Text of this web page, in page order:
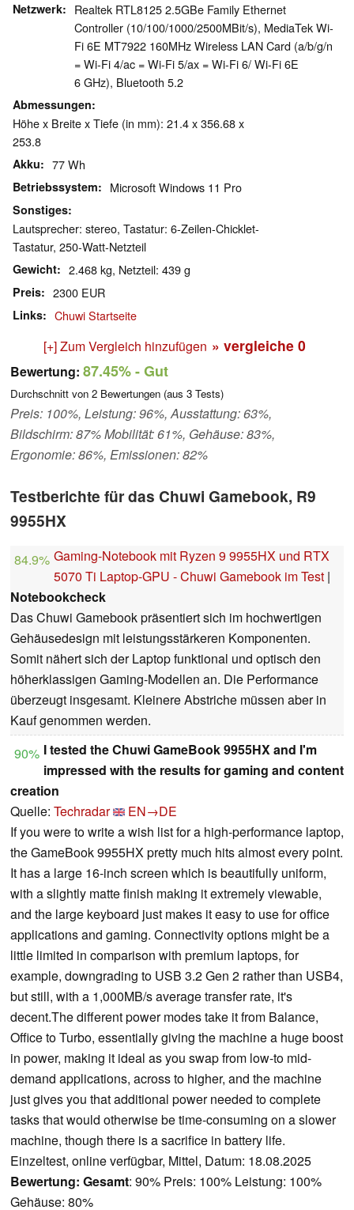
Netzwerk
Realtek RTL8125 2.5GBe Family Ethernet
Controller (10/100/1000/2500MBit/s), MediaTek Wi-
Fi 6E MT7922 160MHz Wireless LAN Card (a/b/g/n
= Wi-Fi 4/ac = Wi-Fi 5/ax = Wi-Fi 6/ Wi-Fi 6E
6 GHz), Bluetooth 5.2
Abmessungen
Höhe x Breite x Tiefe (in mm): 21.4 x 356.68 x
253.8
Akku 77 Wh
Betriebssystem Microsoft Windows 11 Pro
Sonstiges
Lautsprecher: stereo, Tastatur: 6-Zeilen-Chicklet-
Tastatur, 250-Watt-Netzteil
Gewicht 2.468 kg, Netzteil: 439 g
Preis 2300 EUR
Links Chuwi Startseite
[+] Zum Vergleich hinzufügen » vergleiche 0
Bewertung: 87.45%- Gut
Durchschnitt von 2 Bewertungen (aus 3 Tests)
Preis: 100%, Leistung: 96%, Ausstattung: 63%,
Bildschirm: 87% Mobilität: 61%, Gehäuse: 83%,
Ergonomie: 86%, Emissionen: 82%
Testberichte für das Chuwi Gamebook, R9
9955HX
84.9% Gaming-Notebook mit Ryzen 9 9955HX und RTX
5070 Ti Laptop-GPU - Chuwi Gamebook im Test |
Notebookcheck
Das Chuwi Gamebook präsentiert sich im hochwertigen
Gehäusedesign mit leistungsstärkeren Komponenten.
Somit nähert sich der Laptop funktional und optisch den
höherklassigen Gaming-Modellen an. Die Performance
überzeugt insgesamt. Kleinere Abstriche müssen aber in
Kauf genommen werden.
90% I tested the Chuwi GameBook 9955HX and I'm
impressed with the results for gaming and content
creation
Quelle: Techradar
EN→DE
If you were to write a wish list for a high-performance laptop,
the GameBook 9955HX pretty much hits almost every point.
It has a large 16-inch screen which is beautifully uniform,
with a slightly matte finish making it extremely viewable,
and the large keyboard just makes it easy to use for office
applications and gaming. Connectivity options might be a
little limited in comparison with premium laptops, for
example, downgrading to USB 3.2 Gen 2 rather than USB4,
but still, with a 1,000MB/s average transfer rate, it's
decent.The different power modes take it from Balance,
Office to Turbo, essentially giving the machine a huge boost
in power, making it ideal as you swap from low-to mid-
demand applications, across to higher, and the machine
just gives you that additional power needed to complete
tasks that would otherwise be time-consuming on a slower
machine, though there is a sacrifice in battery life.
Einzeltest, online verfügbar, Mittel, Datum: 18.08.2025
Bewertung: Gesamt: 90% Preis: 100% Leistung: 100%
Gehäuse: 80%